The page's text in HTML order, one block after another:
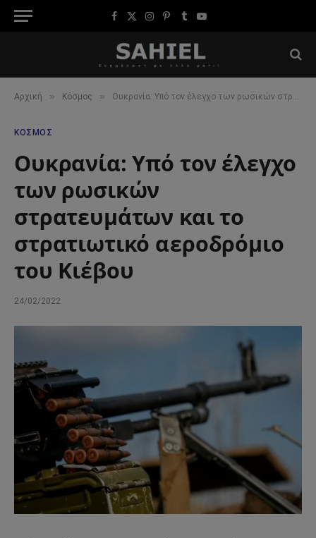
Facebook
X
Instagram
Pinterest
TumblrYouTube
Αρχική » Κόσμος » Ουκρανία: Υπό τον έλεγχο των ρωσικών στρατευμάτων και το στρατιωτικό αεροδρόμιο του Κιέβου
ΚΌΣΜΟΣ
Ουκρανία: Υπό τον έλεγχο
των ρωσικών
στρατευμάτων και το
στρατιωτικό αεροδρόμιο
του Κιέβου
24/02/2022